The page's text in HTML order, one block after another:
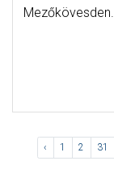
Mezőkövesden.
‹ 1 2 31